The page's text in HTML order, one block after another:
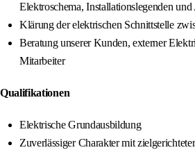
Elektroschema, Installationslegenden
Klärung der elektrischen Schnittstelle
Beratung unserer Kunden, externer
Mitarbeiter
Qualifikationen
Elektrische Grundausbildung
Zuverlässiger Charakter mit